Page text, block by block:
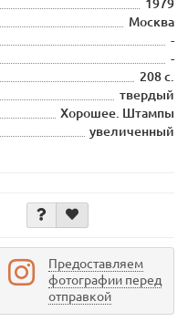
1979
Москва
-
-
208 с.
твердый
Хорошее. Штампы
увеличенный
Предоставляем
фотографии перед
отправкой